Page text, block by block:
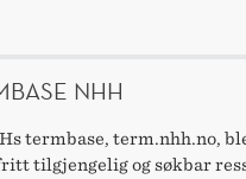
NHH
termbase, term.nhh.no,
tilgjengelig og søkbar